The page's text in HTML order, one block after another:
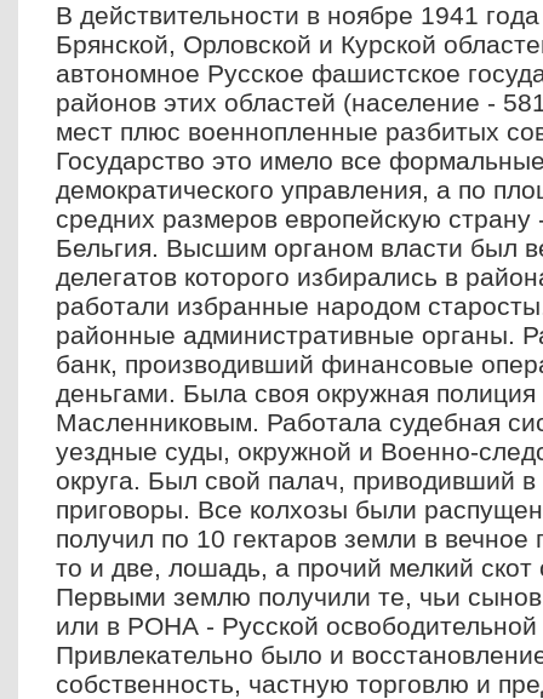
В действительности в ноябре 1941
Брянской, Орловской и Курской
автономное Русское фашистское
районов этих областей (население -
мест плюс военнопленные разбитых
Государство это имело все
демократического управления, а по
средних размеров европейскую страну
Бельгия. Высшим органом власти был
делегатов которого избирались в
работали избранные народом
районные административные органы.
банк, производивший финансовые
деньгами. Была своя окружная полиция
Масленниковым. Работала судебная
уездные суды, окружной и Военно-
округа. Был свой палач, приводивший
приговоры. Все колхозы были
получил по 10 гектаров земли в вечное
то и две, лошадь, а прочий мелкий
Первыми землю получили те, чьи
или в РОНА - Русской
Привлекательно было и
собственность, частную торговлю и